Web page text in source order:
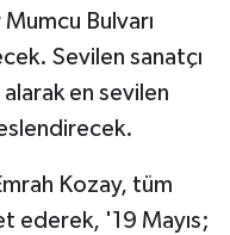
Bulvarı
Sevilen sanatçı
en sevilen
Kozay, tüm
ederek, '19 Mayıs;